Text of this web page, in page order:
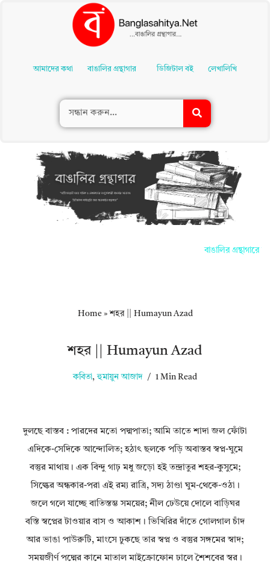
Contentআমাদের কথা বাঙালির গ্রন্থাগার ডিজিটাল বই লেখালিখি
বাঙালির গ্রন্থাগারে
Home»শহর || Humayun Azad
শহর || Humayun Azad
কবিতা, হুমায়ুন আজাদ 1 Min Read
দুলছে বাস্তব : পারদের মতো পদ্মপাতা; আমি তাতে শাদা জল ফোঁটা
এদিকে-সেদিকে আন্দোলিত; হঠাৎ ছলকে পড়ি অবাস্তব স্বপ্ন-ঘুমে
বস্তুর মাথায়। এক বিন্দু গাঢ় মধু জড়ো হই তন্দ্রাতুর শহর-কুসুমে;
সিল্কের অন্ধকার-পরা এই রম্য রাত্রি, সদ্য ঠাণ্ডা ঘুম-থেকে-ওঠা।
জলে গলে যাচ্ছে বাতিস্তম্ভ সময়ের; নীল ঢেউয়ে দোলে বাড়িঘর
বস্তি স্বপ্নের টাওয়ার বাস ও আকাশ। ভিখিরির দাঁতে গোলগাল চাঁদ
আর ভাঙা পাউরুটি, মাংসে ঢুকছে তার স্বপ্ন ও বস্তুর সঙ্গমের স্বাদ;
সময়জীর্ণ পদ্মের কানে মাতাল মাইক্রোফোন ঢালে শৈশবের স্বর।